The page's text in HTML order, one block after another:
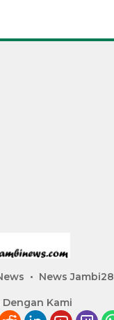
News Jambi28
Kami